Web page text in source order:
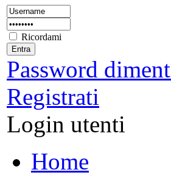
Ricordami
Password
Registrati
Login utenti
Home